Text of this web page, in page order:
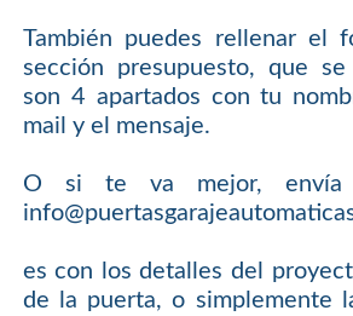
También puedes rellenar el
sección presupuesto, que
son 4 apartados con tu
mail y el mensaje.
O si te va mejor,
es con los detalles del
de la puerta, o simplemente